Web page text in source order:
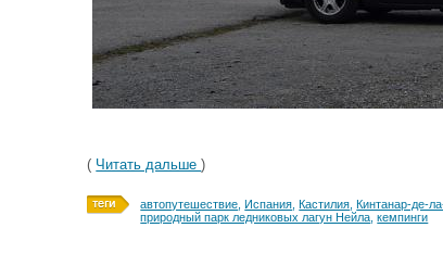
( Читать дальше)
автопутешествие ,Испания ,Кастилия ,Кинтанар-де-
природный парк ледниковых лагун Нейла ,кемпинги